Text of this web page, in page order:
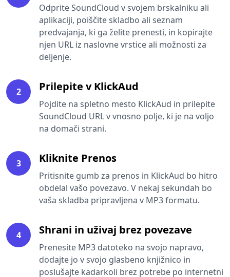
Odprite SoundCloud v svojem brskalniku ali
aplikaciji, poiščite skladbo ali seznam
predvajanja, ki ga želite prenesti, in kopirajte
njen URL iz naslovne vrstice ali možnosti za
deljenje.
2 Prilepite v KlickAud
Pojdite na spletno mesto KlickAud in prilepite
SoundCloud URL v vnosno polje, ki je na voljo
na domači strani.
3 Kliknite Prenos
Pritisnite gumb za prenos in KlickAud bo hitro
obdelal vašo povezavo. V nekaj sekundah bo
vaša skladba pripravljena v MP3 formatu.
4 Shrani in uživaj brez povezave
Prenesite MP3 datoteko na svojo napravo,
dodajte jo v svojo glasbeno knjižnico in
poslušajte kadarkoli brez potrebe po internetni